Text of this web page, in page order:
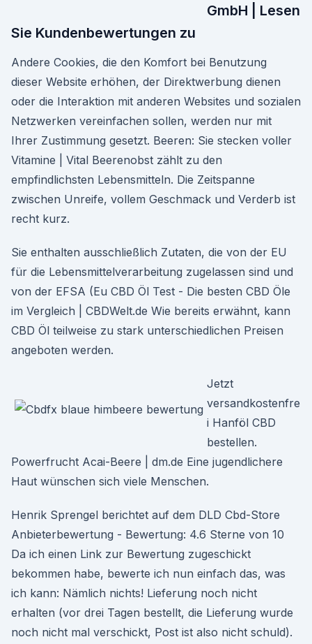
GmbH | Lesen
Sie Kundenbewertungen zu
Andere Cookies, die den Komfort bei Benutzung
dieser Website erhöhen, der Direktwerbung dienen
oder die Interaktion mit anderen Websites und sozialen
Netzwerken vereinfachen sollen, werden nur mit
Ihrer Zustimmung gesetzt. Beeren: Sie stecken voller
Vitamine | Vital Beerenobst zählt zu den
empfindlichsten Lebensmitteln. Die Zeitspanne
zwischen Unreife, vollem Geschmack und Verderb ist
recht kurz.
Sie enthalten ausschließlich Zutaten, die von der EU
für die Lebensmittelverarbeitung zugelassen sind und
von der EFSA (Eu CBD Öl Test - Die besten CBD Öle
im Vergleich | CBDWelt.de Wie bereits erwähnt, kann
CBD Öl teilweise zu stark unterschiedlichen Preisen
angeboten werden.
Jetzt
versandkostenfre
i Hanföl CBD
bestellen.
Powerfrucht Acai-Beere | dm.de Eine jugendlichere
Haut wünschen sich viele Menschen.
Henrik Sprengel berichtet auf dem DLD Cbd-Store
Anbieterbewertung - Bewertung: 4.6 Sterne von 10
Da ich einen Link zur Bewertung zugeschickt
bekommen habe, bewerte ich nun einfach das, was
ich kann: Nämlich nichts! Lieferung noch nicht
erhalten (vor drei Tagen bestellt, die Lieferung wurde
noch nicht mal verschickt, Post ist also nicht schuld).